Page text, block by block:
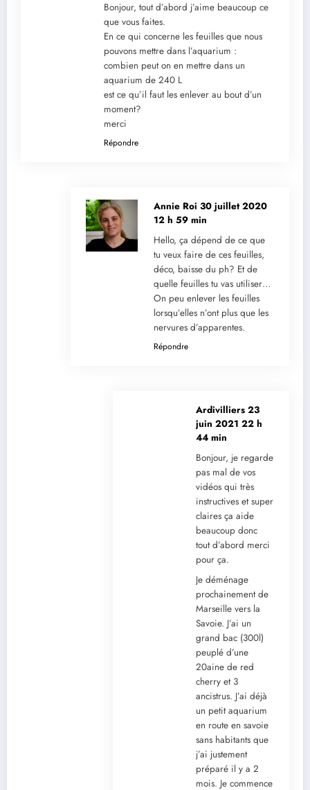
Bonjour, tout d’abord j’aime beaucoup ce
que vous faites.
En ce qui concerne les feuilles que nous
pouvons mettre dans l’aquarium :
combien peut on en mettre dans un
aquarium de 240 L
est ce qu’il faut les enlever au bout d’un
moment?
merci
Répondre
Annie Roi 30 juillet 2020
12 h 59 min
Hello, ça dépend de ce que
tu veux faire de ces feuilles,
déco, baisse du ph? Et de
quelle feuilles tu vas utiliser…
On peu enlever les feuilles
lorsqu’elles n’ont plus que les
nervures d’apparentes.
Répondre
Ardivilliers 23
juin 2021 22 h
44 min
Bonjour, je regarde
pas mal de vos
vidéos qui très
instructives et super
claires ça aide
beaucoup donc
tout d’abord merci
pour ça.
Je déménage
prochainement de
Marseille vers la
Savoie. J’ai un
grand bac (300l)
peuplé d’une
20aine de red
cherry et 3
ancistrus. J’ai déjà
un petit aquarium
en route en savoie
sans habitants que
j’ai justement
préparé il y a 2
mois. Je commence